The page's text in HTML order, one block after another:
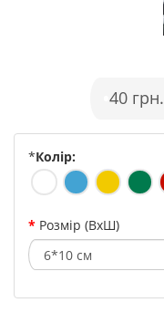
40 грн.
*Колір:
Розмір (ВхШ)